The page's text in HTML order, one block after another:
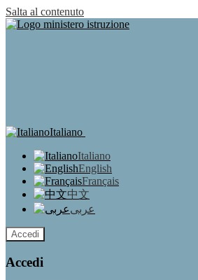
Salta al contenuto
Italiano
Italiano
English
Français
中文
عربى
Accedi
Accedi